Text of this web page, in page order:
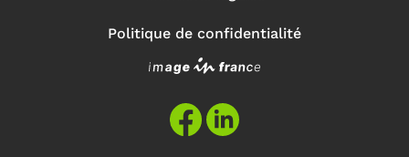
Politique de confidentialité